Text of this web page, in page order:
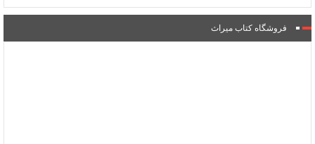
فروشگاه کتاب میراث